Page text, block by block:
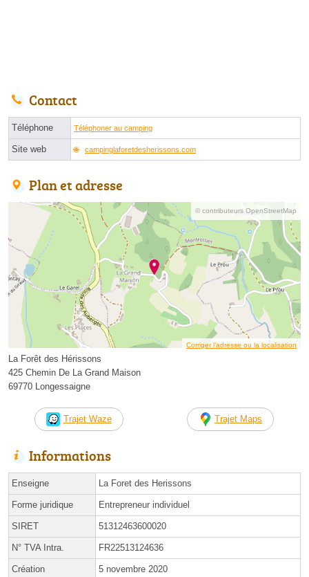
Contact
Téléphone Téléphoner au camping
Site web campinglaforetdesherissons.com
Plan et adresse
© contributeurs OpenStreetMap
Corriger l’adresse ou la localisation
La Forêt des Hérissons
425 Chemin De La Grand Maison
69770 Longessaigne
Trajet Waze Trajet Maps
Informations
Enseigne La Foret des Herissons
Forme juridique Entrepreneur individuel
SIRET 51312463600020
N° TVA Intra. FR22513124636
Création 5 novembre 2020